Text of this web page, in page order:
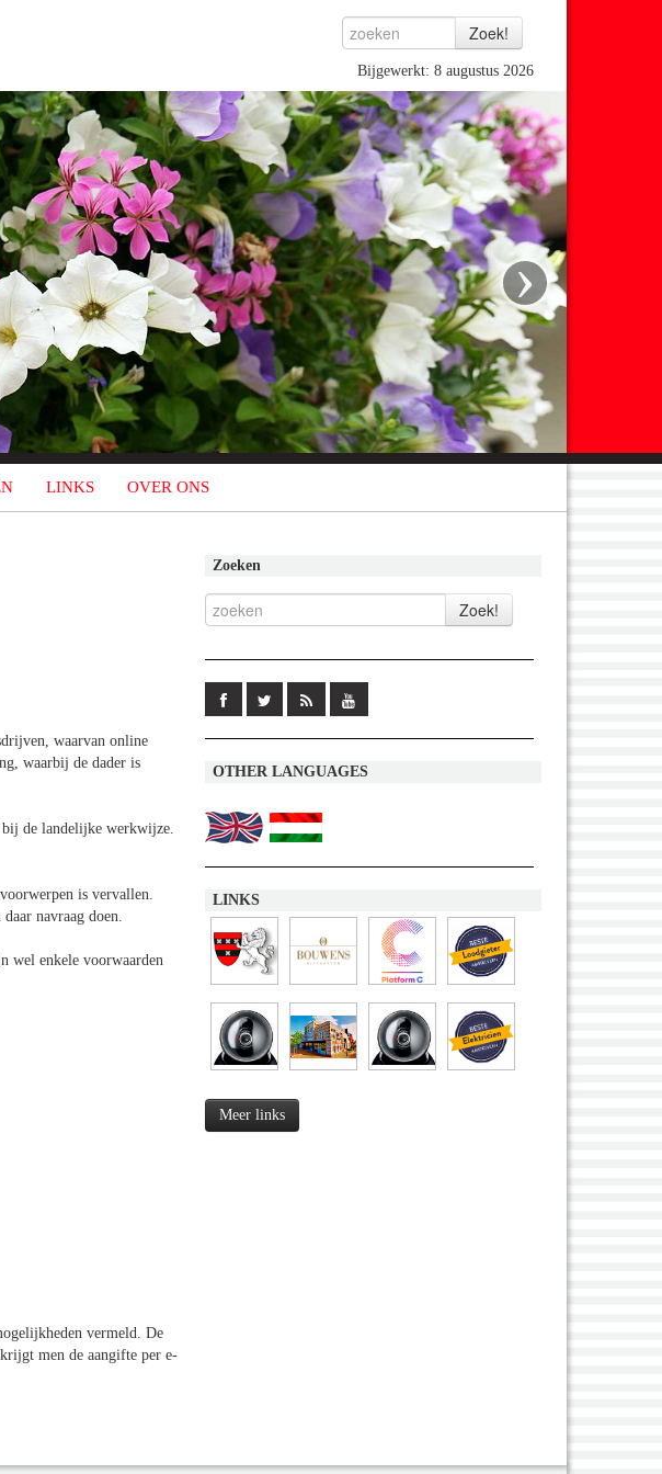
Bijgewerkt: 8 augustus 2026
›
LINKS OVER ONS
waarvan online
waarbij de dader is
de landelijke werkwijze.
is vervallen.
navraag doen.
wel enkele voorwaarden
vermeld. De
men de aangifte per e-
Zoeken
OTHER LANGUAGES
LINKS
Meer links